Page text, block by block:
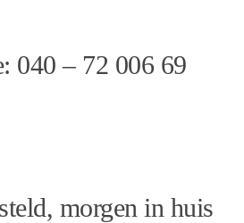
040 – 72 006 69
morgen in huis